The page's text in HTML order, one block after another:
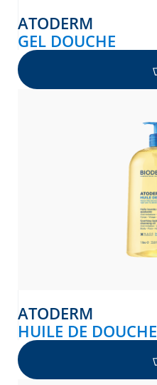
ATODERM
GEL DOUCHE
ATODERM
HUILE DE DOUCHE